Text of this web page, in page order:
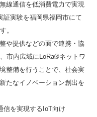
線通信を低消費電力で実現
証実験を福岡県福岡市にて
。
や提供などの面で連携・協
市内広域にLoRa®ネットワ
整備を行うことで、社会実
たなイノベーション創出を
信を実現するIoT向け